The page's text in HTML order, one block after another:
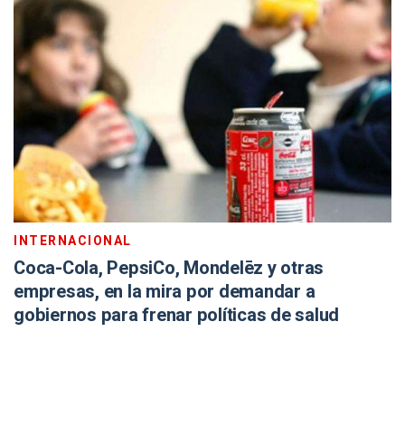
INTERNACIONAL
Coca-Cola, PepsiCo, Mondelēz y otras
empresas, en la mira por demandar a
gobiernos para frenar políticas de salud